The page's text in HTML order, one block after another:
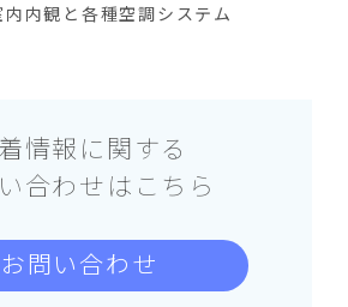
内観と各種空調システム
情報に関する
合わせはこちら
お問い合わせ